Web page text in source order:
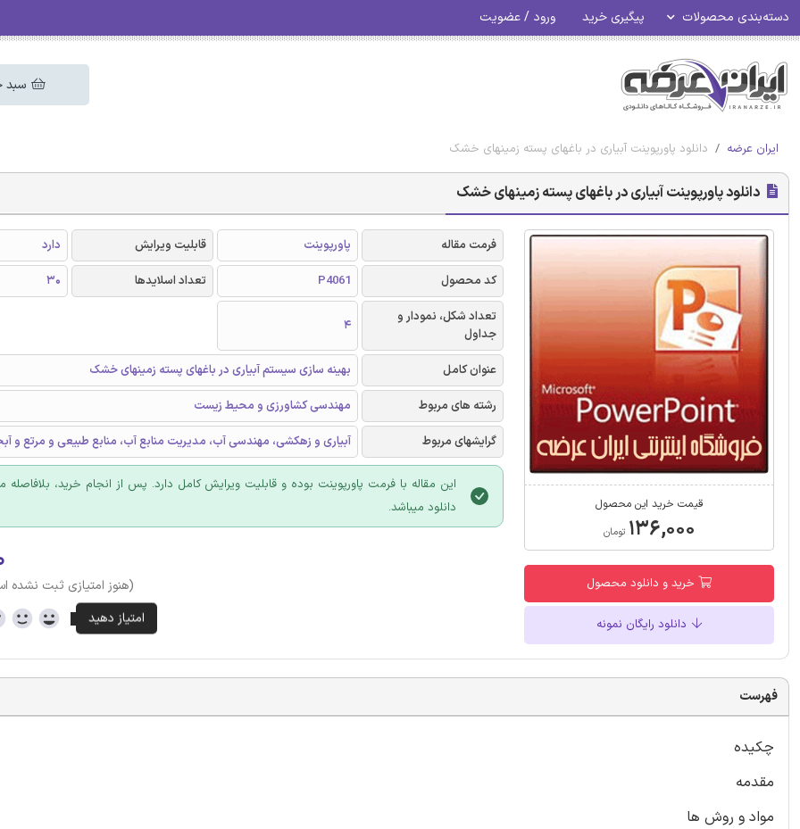
دسته‌بندی محصولات پیگیری خرید ورود / عضویت
سبد
ایران عرضه دانلود پاورپوینت آبیاری در باغهای پسته زمینهای خشک
دانلود پاورپوینت آبیاری در باغهای پسته زمینهای خشک
قیمت خرید این محصول
۱۳۶,۰۰۰ تومان
خرید و دانلود محصول
دانلود رایگان نمونه
فرمت مقاله پاورپوینت قابلیت ویرایش
دارد
کد محصول
P4061 تعداد اسلایدها
30
تعداد شکل، نمودار و
جداول
4
عنوان کامل
بهینه سازی سیستم آبیاری در باغهای پسته زمینهای خشک
رشته های مربوط
مهندسی کشاورزی و محیط زیست
گرایشهای مربوط
آبیاری و زهکشی، مهندسی آب، مدیریت منابع آب، منابع طبیعی و مرتع و
این مقاله با فرمت پاورپوینت بوده و قابلیت ویرایش کامل دارد. پس از انجام خرید،
دانلود میباشد.
(هنوز امتیازی ثبت نشده
فهرست
چکیده
مقدمه
مواد و روش ها